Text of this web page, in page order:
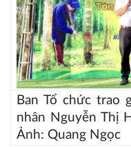
Ban Tổ chức trao
nhân Nguyễn Thị
Ảnh: Quang Ngọc